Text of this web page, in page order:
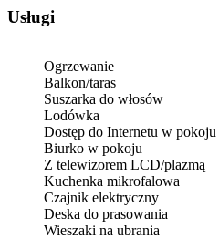
Usługi
Ogrzewanie
Balkon/taras
Suszarka do włosów
Lodówka
Dostęp do Internetu w pokoju
Biurko w pokoju
Z telewizorem LCD/plazmą
Kuchenka mikrofalowa
Czajnik elektryczny
Deska do prasowania
Wieszaki na ubrania